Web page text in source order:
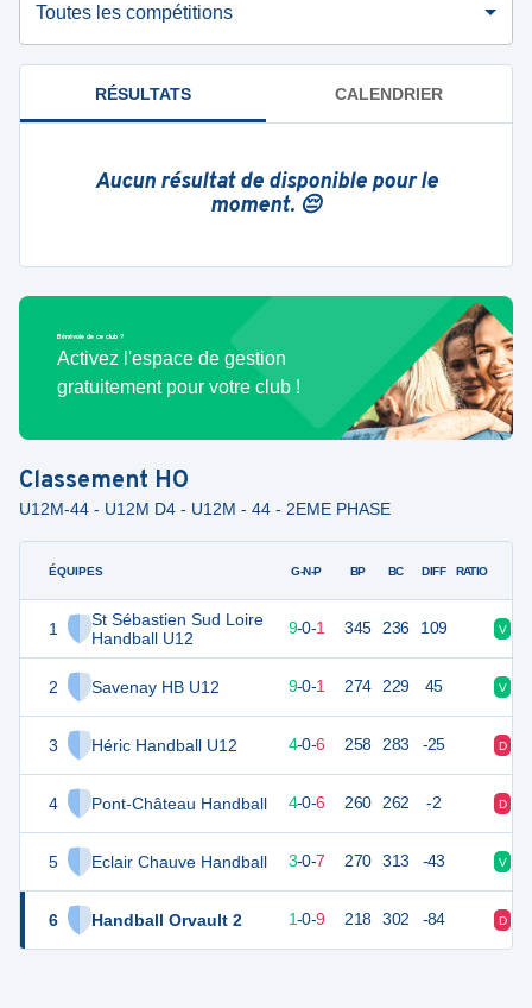
Toutes les compétitions
RÉSULTATS CALENDRIER
Aucun résultat de disponible pour le
moment. 😔
Bénévole de ce club ?
Activez l'espace de gestion
gratuitement pour votre club !
Classement HO
U12M-44 - U12M D4 - U12M - 44 - 2EME PHASE
ÉQUIPES
1
St Sébastien Sud Loire
Handball U12
2 Savenay HB U12
3 Héric Handball U12
4 Pont-Château Handball
5 Eclair Chauve Handball
6 Handball Orvault 2
G-N-P BP BC DIFF RATIO
28 10 9-0-1 345 236 109 V
28 9-0-1 274 229 45 V
18 4-0-6 258 283 -25 D
18 10 4-0-6 260 262 -2 D
16 10 3-0-7 270 313 -43 V
12 1-0-9 218 302 -84 D